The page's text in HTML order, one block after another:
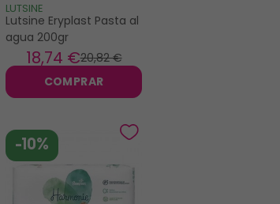
LUTSINE
Lutsine Eryplast Pasta al
agua 200gr
20,82 €
18,74 €
COMPRAR
-10%